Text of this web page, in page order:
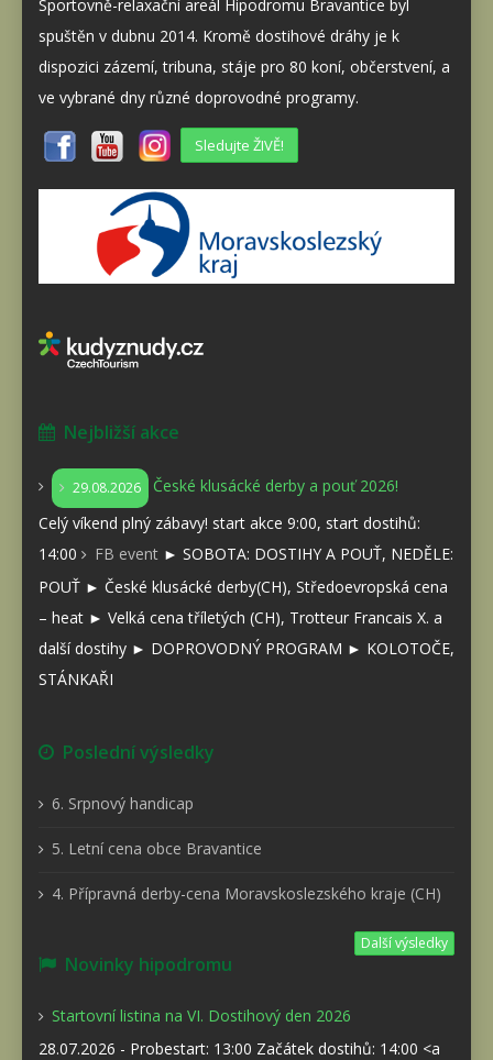
Sportovně-relaxační areál Hipodromu Bravantice byl
spuštěn v dubnu 2014. Kromě dostihové dráhy je k
dispozici zázemí, tribuna, stáje pro 80 koní, občerstvení, a
ve vybrané dny různé doprovodné programy.
Sledujte ŽIVĚ!
Nejbližší akce
29.08.2026
České klusácké derby a pouť 2026!
Celý víkend plný zábavy! start akce 9:00, start dostihů:
14:00
FB event ► SOBOTA: DOSTIHY A POUŤ, NEDĚLE:
POUŤ ► České klusácké derby(CH), Středoevropská cena
– heat ► Velká cena tříletých (CH), Trotteur Francais X. a
další dostihy ► DOPROVODNÝ PROGRAM ► KOLOTOČE,
STÁNKAŘI
Poslední výsledky
6. Srpnový handicap
5. Letní cena obce Bravantice
4. Přípravná derby-cena Moravskoslezského kraje (CH)
Další výsledky
Novinky hipodromu
Startovní listina na VI. Dostihový den 2026
28.07.2026 - Probestart: 13:00 Začátek dostihů: 14:00 <a